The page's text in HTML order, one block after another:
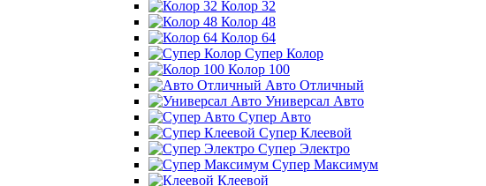
Колор 32
Колор 48
Колор 64
Супер Колор
Колор 100
Авто Отличный
Универсал Авто
Супер Авто
Супер Клеевой
Супер Электро
Супер Максимум
Клеевой